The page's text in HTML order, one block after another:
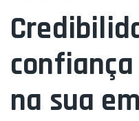
na sua